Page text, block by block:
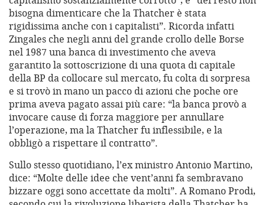
bisogna dimenticare che la Thatcher è stata
rigidissima anche con i capitalisti”. Ricorda infatti
Zingales che negli anni del grande crollo delle Borse
nel 1987 una banca di investimento che aveva
garantito la sottoscrizione di una quota di capitale
della BP da collocare sul mercato, fu colta di sorpresa
e si trovò in mano un pacco di azioni che poche ore
prima aveva pagato assai più care: “la banca provò a
invocare cause di forza maggiore per annullare
l’operazione, ma la Thatcher fu inflessibile, e la
obbligò a rispettare il contratto”.
Sullo stesso quotidiano, l’ex ministro Antonio Martino,
dice: “Molte delle idee che vent’anni fa sembravano
bizzare oggi sono accettate da molti”. A Romano Prodi,